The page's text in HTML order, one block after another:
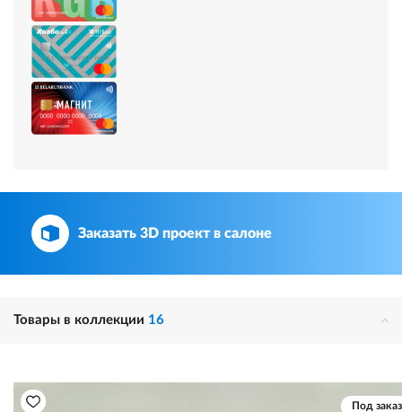
Заказать 3D проект в салоне
Товары в коллекции 16
Под заказ